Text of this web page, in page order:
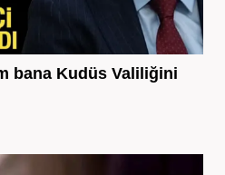
bana Kudüs Valiliğini